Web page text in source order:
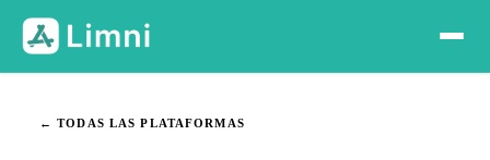
← TODAS LAS PLATAFORMAS